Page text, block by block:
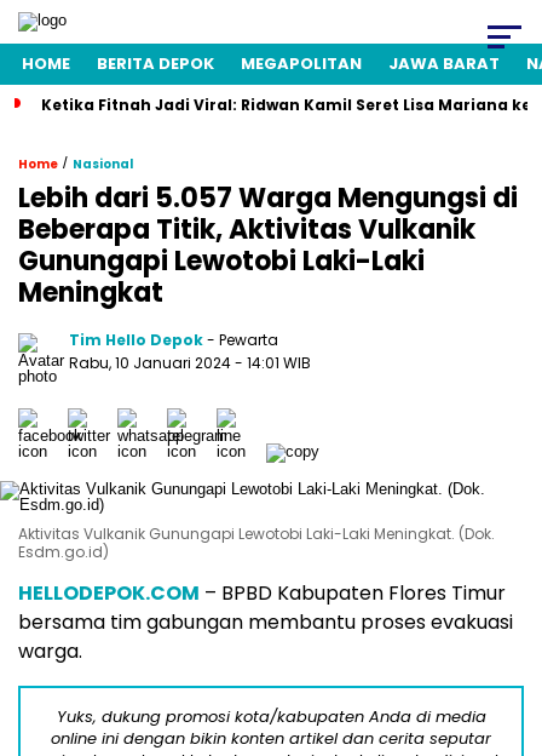
HOME BERITA DEPOK MEGAPOLITAN JAWA BARAT
Ketika Fitnah Jadi Viral: Ridwan Kamil Seret Lisa Mariana ke
Home / Nasional
Lebih dari 5.057 Warga Mengungsi di
Beberapa Titik, Aktivitas Vulkanik
Gunungapi Lewotobi Laki-Laki
Meningkat
Tim Hello Depok- Pewarta
Rabu, 10 Januari 2024 - 14:01 WIB
Aktivitas Vulkanik Gunungapi Lewotobi Laki-Laki Meningkat. (Dok.
Esdm.go.id)
HELLODEPOK.COM – BPBD Kabupaten Flores Timur
bersama tim gabungan membantu proses evakuasi
warga.
Yuks, dukung promosi kota/kabupaten Anda di media
online ini dengan bikin konten artikel dan cerita seputar